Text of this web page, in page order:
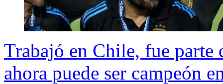
Trabajó en Chile, fue
ahora puede ser campeón